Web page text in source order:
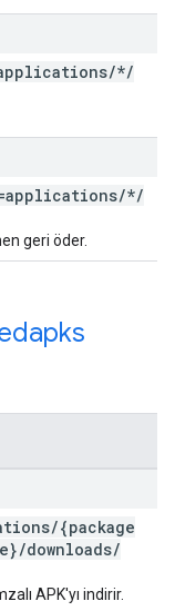
/*/
/*/
geri öder.
/{package
/downloads/
APK'yı indirir.